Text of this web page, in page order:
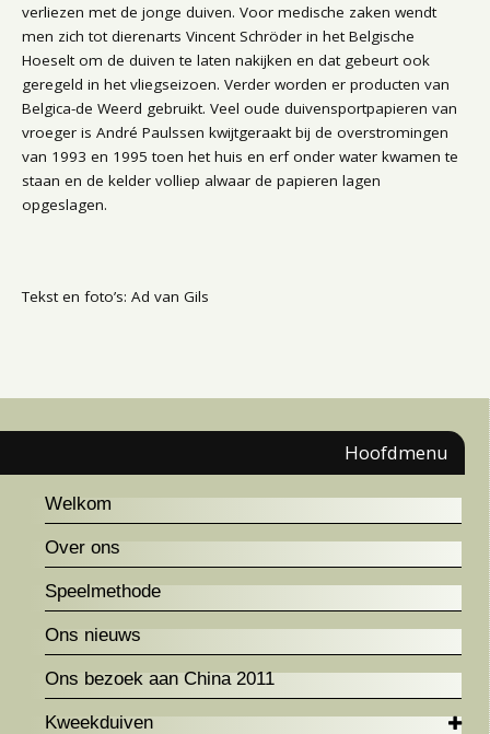
verliezen met de jonge duiven. Voor medische zaken wendt
men zich tot dierenarts Vincent Schröder in het Belgische
Hoeselt om de duiven te laten nakijken en dat gebeurt ook
geregeld in het vliegseizoen. Verder worden er producten van
Belgica-de Weerd gebruikt. Veel oude duivensportpapieren van
vroeger is André Paulssen kwijtgeraakt bij de overstromingen
van 1993 en 1995 toen het huis en erf onder water kwamen te
staan en de kelder volliep alwaar de papieren lagen
opgeslagen.
Tekst en foto’s: Ad van Gils
Hoofdmenu
Welkom
Over ons
Speelmethode
Ons nieuws
Ons bezoek aan China 2011
Kweekduiven